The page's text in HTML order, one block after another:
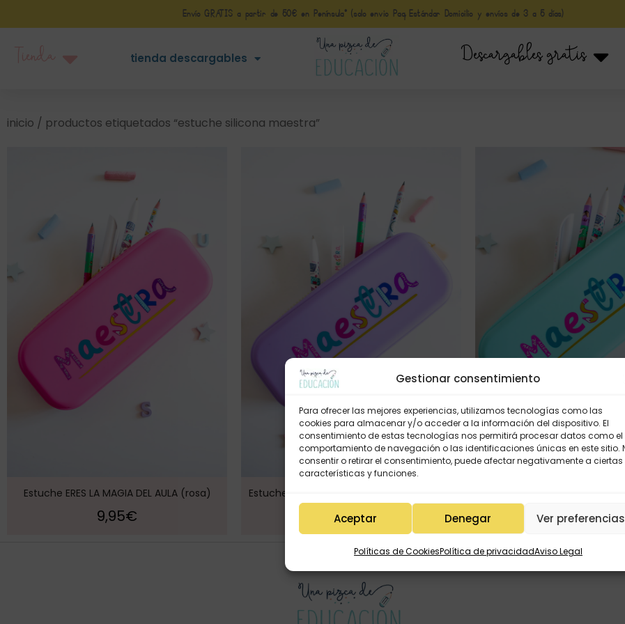
Gestionar consentimiento
Para ofrecer las mejores experiencias, utilizamos tecnologías como las
cookies para almacenar y/o acceder a la información del dispositivo. El
consentimiento de estas tecnologías nos permitirá procesar datos como el
comportamiento de navegación o las identificaciones únicas en este sitio.
consentir o retirar el consentimiento, puede afectar negativamente a ciertas
características y funciones.
Aceptar Denegar Ver preferencias
Políticas de CookiesPolítica de privacidadAviso Legal
Envío GRATIS a partir de 50€ en Península* (solo envio Paq Estándar Domicilio y envíos de 3 a 5 días)
tienda descargables Descargables gratis
inicio / productos etiquetados “estuche silicona maestra”
Estuche ERES LA MAGIA DEL AULA (rosa)
9,95€
Estuche ERES LA MAGIA DEL AULA (morado)
9,95€
Estuche ERES LA MAGIA DEL
9,95€